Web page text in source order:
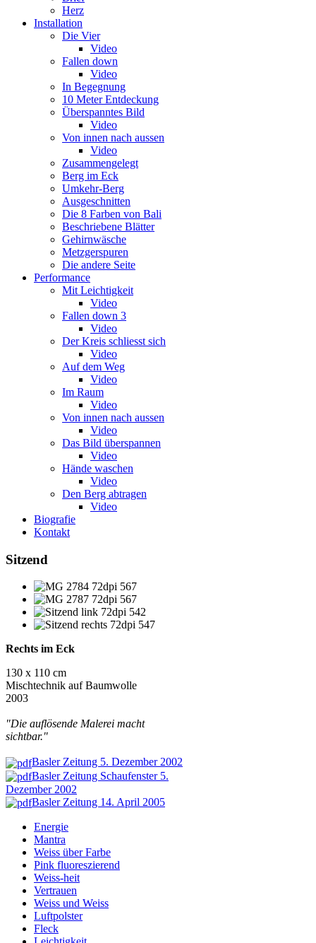
Herz
Installation
Die Vier
Video
Fallen down
Video
In Begegnung
10 Meter Entdeckung
Überspanntes Bild
Video
Von innen nach aussen
Video
Zusammengelegt
Berg im Eck
Umkehr-Berg
Ausgeschnitten
Die 8 Farben von Bali
Beschriebene Blätter
Gehirnwäsche
Metzgerspuren
Die andere Seite
Performance
Mit Leichtigkeit
Video
Fallen down 3
Video
Der Kreis schliesst sich
Video
Auf dem Weg
Video
Im Raum
Video
Von innen nach aussen
Video
Das Bild überspannen
Video
Hände waschen
Video
Den Berg abtragen
Video
Biografie
Kontakt
Sitzend
Rechts im Eck
130 x 110 cm
Mischtechnik auf Baumwolle
2003
"Die auflösende Malerei macht
sichtbar."
Basler Zeitung 5. Dezember 2002
Basler Zeitung Schaufenster 5.
Dezember 2002
Basler Zeitung 14. April 2005
Energie
Mantra
Weiss über Farbe
Pink fluoreszierend
Weiss-heit
Vertrauen
Weiss und Weiss
Luftpolster
Fleck